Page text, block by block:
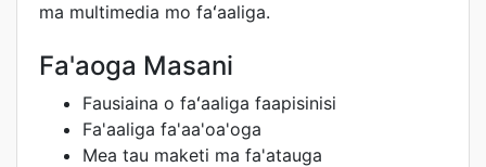
ma multimedia mo faʻaaliga.
Fa'aoga Masani
Fausiaina o faʻaaliga faapisinisi
Fa'aaliga fa'aa'oa'oga
Mea tau maketi ma fa'atauga